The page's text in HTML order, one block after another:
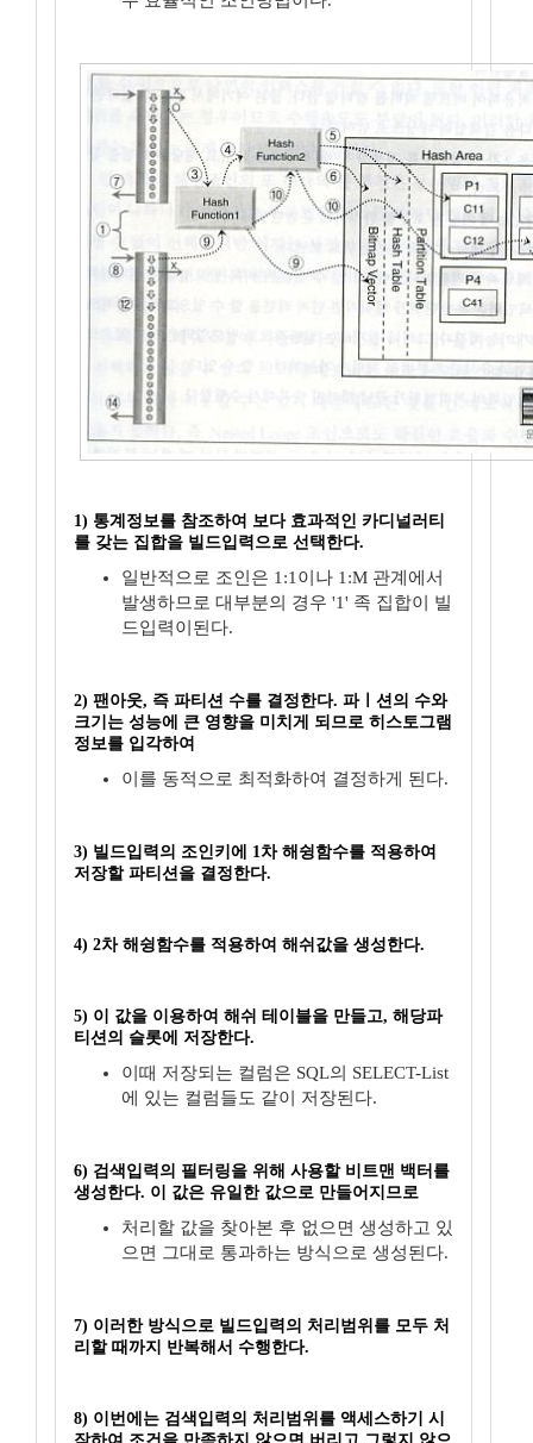
1) 통계정보를 참조하여 보다 효과적인 카디널러티
를 갖는 집합을 빌드입력으로 선택한다.
일반적으로 조인은 1:1이나 1:M 관계에서
발생하므로 대부분의 경우 '1' 족 집합이 빌
드입력이된다.
2) 팬아웃, 즉 파티션 수를 결정한다. 파ㅣ션의 수와
크기는 성능에 큰 영향을 미치게 되므로 히스토그램
정보를 입각하여
이를 동적으로 최적화하여 결정하게 된다.
3) 빌드입력의 조인키에 1차 해슁함수를 적용하여
저장할 파티션을 결정한다.
4) 2차 해슁함수를 적용하여 해쉬값을 생성한다.
5) 이 값을 이용하여 해쉬 테이블을 만들고, 해당파
티션의 슬롯에 저장한다.
이때 저장되는 컬럼은 SQL의 SELECT-List
에 있는 컬럼들도 같이 저장된다.
6) 검색입력의 필터링을 위해 사용할 비트맨 백터를
생성한다. 이 값은 유일한 값으로 만들어지므로
처리할 값을 찾아본 후 없으면 생성하고 있
으면 그대로 통과하는 방식으로 생성된다.
7) 이러한 방식으로 빌드입력의 처리범위를 모두 처
리할 때까지 반복해서 수행한다.
8) 이번에는 검색입력의 처리범위를 액세스하기 시